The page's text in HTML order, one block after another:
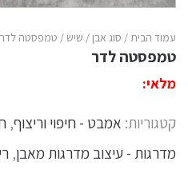
עמוד הבית/ סוג אבן/ שיש/ טמפסטה לדר
טמפסטה לדר
מלאי:
קטגוריות: אמבט - חיפוי וריצוף,
מדרגות - עיצוב מדרגות מאבן,